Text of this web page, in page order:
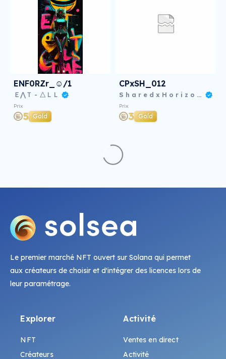
ENF0RZr_☺/1
Ｅ⋀Ｔ - △ＬＬ
Prix
5 Gold
CPxSH_012
S h a r e d x H o r i z o n s
Prix
3 Gold
Le premier marché NFT ouvert sur Solana qui permet
aux créateurs de choisir et d'intégrer des licences lors de
leur paramétrage.
Explorer
NFT
Créateurs
Activité
Ventes en direct
Activité